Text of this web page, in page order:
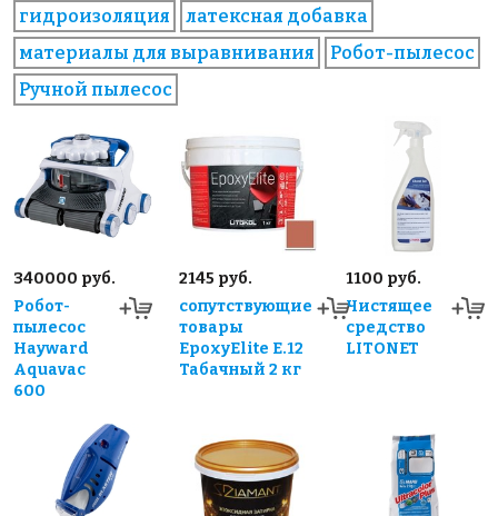
гидроизоляция
латексная добавка
материалы для выравнивания
Робот-пылесос
Ручной пылесос
340000 руб.
Робот-
пылесос
Hayward
Aquavac
600
2145 руб.
сопутствующие
товары
EpoxyElite E.12
Табачный 2 кг
1100 руб.
Чистящее
средство
LITONET